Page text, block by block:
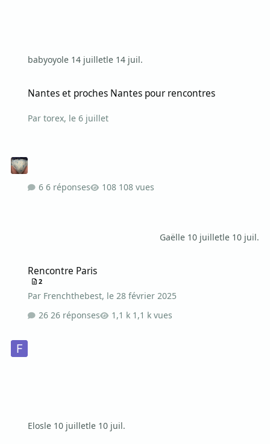
babyoyole 14 juilletle 14 juil.
Nantes et proches Nantes pour rencontres
Partorex, le 6 juillet
6 réponses 108 vues
Gaëlle 10 juilletle 10 juil.
Rencontre Paris
2
Par Frenchthebest, le 28 février 2025
26 réponses
1,1 k vues
Elosle 10 juilletle 10 juil.